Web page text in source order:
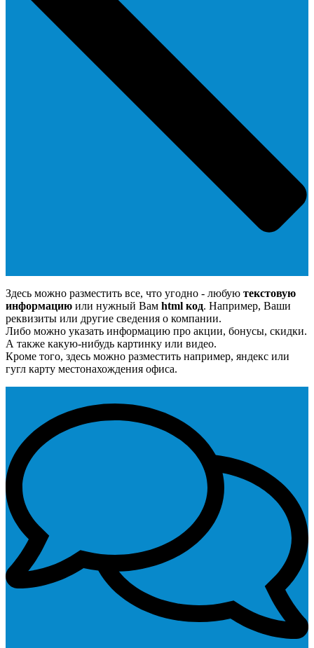
Здесь можно разместить все, что угодно - любую текстовую
информацию или нужный Вам html код. Например, Ваши
реквизиты или другие сведения о компании.
Либо можно указать информацию про акции, бонусы, скидки.
А также какую-нибудь картинку или видео.
Кроме того, здесь можно разместить например, яндекс или
гугл карту местонахождения офиса.